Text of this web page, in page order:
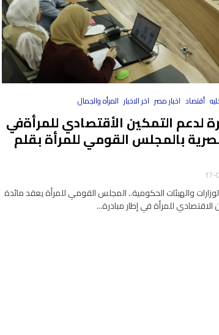
أقتصاد اخبار مصر اخر الاخبار المرأه والجمال
لدعم التمكين الأقتصادي للمرأةفي
بالمجلس القومي للمرأة بقلم
والهيئات الحكومية.. المجلس القومي للمرأة يعقد مائدة
للمرأة في إطار مبادرة...